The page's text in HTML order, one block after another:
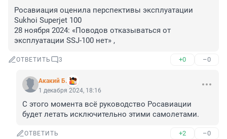
Росавиация оценила перспективы эксплуатации
Sukhoi Superjet 100
28 ноября 2024: «Поводов отказываться от
эксплуатации SSJ-100 нет» ,
ОТВЕТИТЬ 3 +0 –0
Акакий Б.
1 декабря 2024, 18:16
С этого момента всё руководство Росавиации
будет летать исключительно этими самолетами.
ОТВЕТИТЬ +2 –0